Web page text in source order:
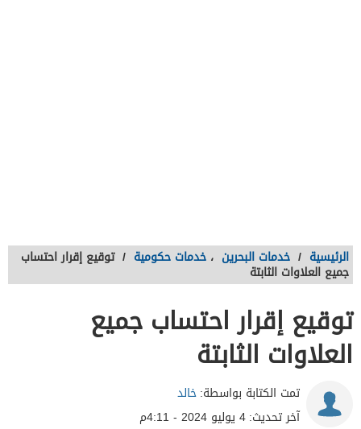
الرئيسية / خدمات البحرين ، خدمات حكومية / توقيع إقرار احتساب
جميع العلاوات الثابتة
توقيع إقرار احتساب جميع
العلاوات الثابتة
تمت الكتابة بواسطة:خالد
آخر تحديث:4 يوليو 2024 - 4:11م